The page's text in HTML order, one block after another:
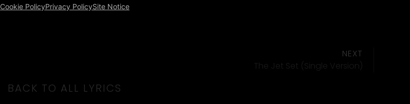
Cookie PolicyPrivacy PolicySite Notice
NEXT
The Jet Set (Single Version)
BACK TO ALL LYRICS